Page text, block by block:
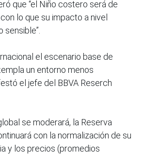
que “el Niño costero será de
lo que su impacto a nivel
el escenario base de
un entorno menos
el jefe del BBVA Reserch
se moderará, la Reserva
con la normalización de su
y los precios (promedios